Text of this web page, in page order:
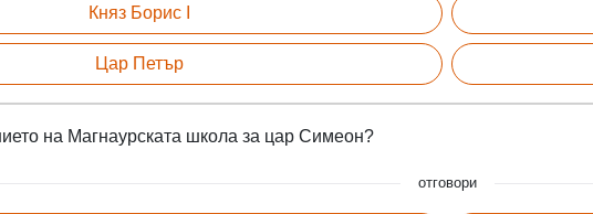
Княз Борис I
Цар Петър
на Магнаурската школа за цар Симеон?
отговори